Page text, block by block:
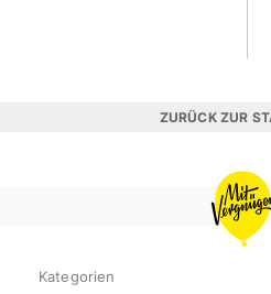
ZURÜCK ZUR
MIT
MÜNCHEN
Kategorien